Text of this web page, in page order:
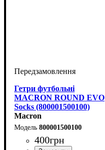
Гетри футбольні
MACRON ROUND EVO
Socks (800001500100)
Macron
800001500100
400грн